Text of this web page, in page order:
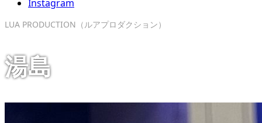
Instagram
LUA PRODUCTION（ルアプロダクション）
湯島